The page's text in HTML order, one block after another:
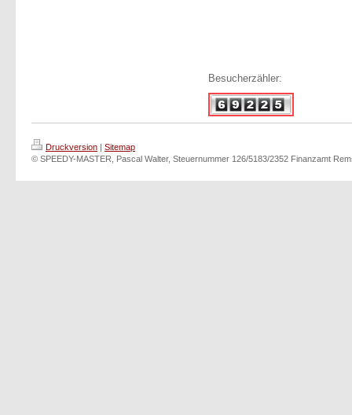
Besucherzähler:
Druckversion | Sitemap
© SPEEDY-MASTER, Pascal Walter, Steuernummer 126/5183/2352 Finanzamt